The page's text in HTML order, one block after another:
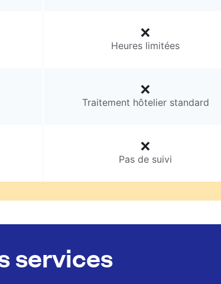
Heures limitées
Traitement hôtelier standard
Pas de suivi
services